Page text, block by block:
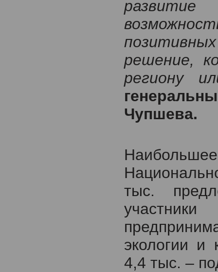
решение,
региону
Чупшева.
тыс.
экологии и
4,4 тыс. –